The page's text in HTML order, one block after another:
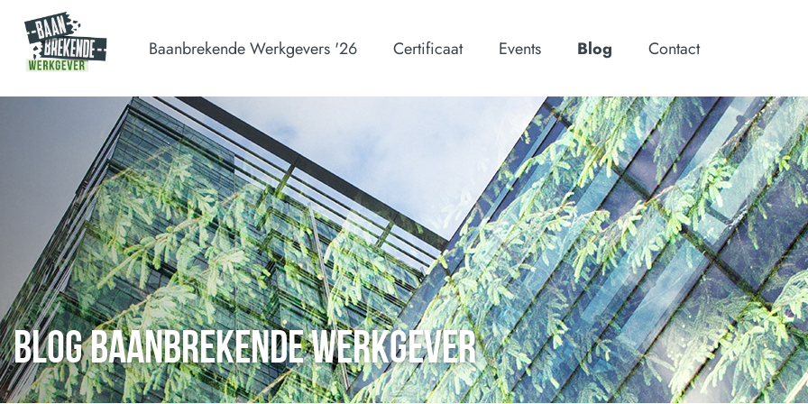
Baanbrekende Werkgevers '26 Certificaat Events Blog Contact
BLOG BAANBREKENDE WERKGEVER